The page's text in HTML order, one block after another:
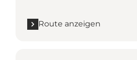
Route anzeigen